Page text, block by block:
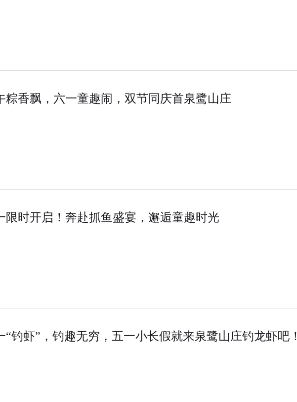
粽香飘，六一童趣闹，双节同庆首泉鹭山庄
限时开启！奔赴抓鱼盛宴，邂逅童趣时光
“钓虾”，钓趣无穷，五一小长假就来泉鹭山庄钓龙虾吧！